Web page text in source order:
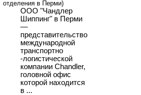
отделения в Перми)
ООО "Чандлер
Шиппинг" в Перми
—
представительство
международной
транспортно
-логистической
компании Chandler,
головной офис
которой находится
в ...